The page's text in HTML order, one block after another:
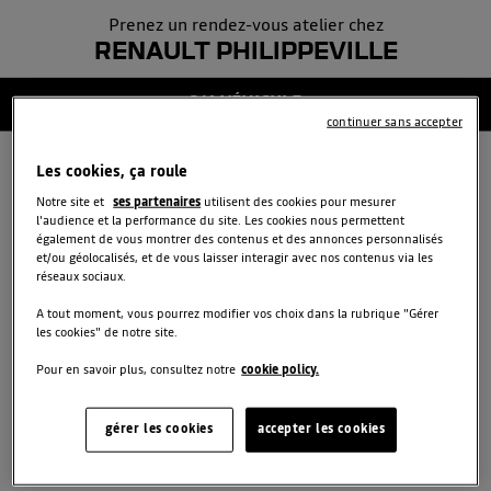
Prenez un rendez-vous atelier chez
RENAULT PHILIPPEVILLE
2/6 VÉHICULE
COORDONNÉES
6 CONFIRMATION
COMPLÉTEZ LES
INFORMATIONS DE VOTRE
VÉHICULE
Immatriculation*
Kilométrage*
Les cookies, ça roule
Notre site et ses partenaires utilisent des cookies pour mesurer
l'audience et la performance du site. Les cookies nous permettent
également de vous montrer des contenus et des annonces personnalisés
et/ou géolocalisés, et de vous laisser interagir avec nos contenus via les
réseaux sociaux.
A tout moment, vous pourrez modifier vos choix dans la rubrique "Gérer
les cookies" de notre site.
Pour en savoir plus, consultez notre cookie policy.
accepter les cookies
gérer les cookies
continuer sans accepter